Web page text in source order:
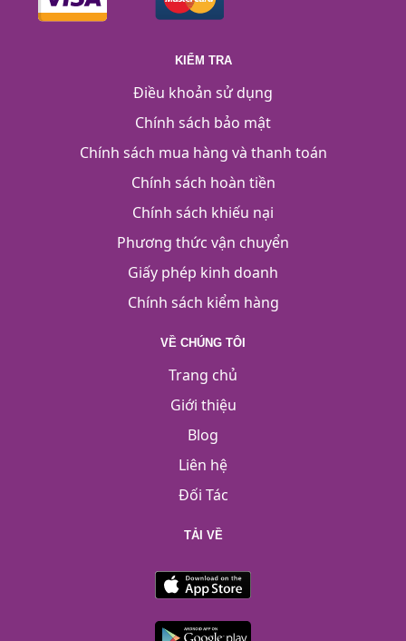
KIỂM TRA
Điều khoản sử dụng
Chính sách bảo mật
Chính sách mua hàng và thanh toán
Chính sách hoàn tiền
Chính sách khiếu nại
Phương thức vận chuyển
Giấy phép kinh doanh
Chính sách kiểm hàng
VỀ CHÚNG TÔI
Trang chủ
Giới thiệu
Blog
Liên hệ
Đối Tác
TẢI VỀ